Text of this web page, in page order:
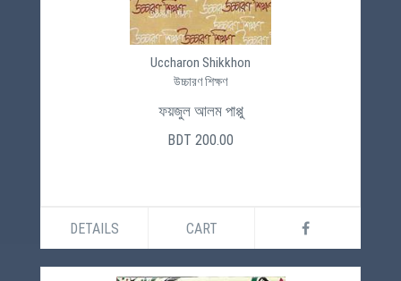
Uccharon Shikkhon
উচ্চারণ শিক্ষণ
ফয়জুল আলম পাপ্পু
BDT 200.00
DETAILS CART